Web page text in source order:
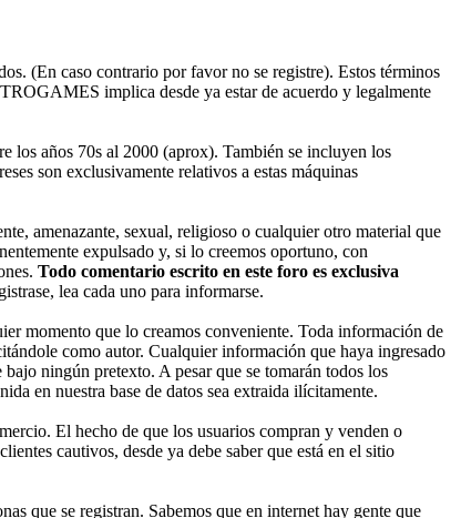
(En caso contrario por favor no se registre). Estos términos
implica desde ya estar de acuerdo y legalmente
los años 70s al 2000 (aprox). También se incluyen los
son exclusivamente relativos a estas máquinas
amenazante, sexual, religioso o cualquier otro material que
expulsado y, si lo creemos oportuno, con
Todo comentario escrito en este foro es exclusiva
lea cada uno para informarse.
momento que lo creamos conveniente. Toda información de
como autor. Cualquier información que haya ingresado
ningún pretexto. A pesar que se tomarán todos los
en nuestra base de datos sea extraida ilícitamente.
El hecho de que los usuarios compran y venden o
cautivos, desde ya debe saber que está en el sitio
que se registran. Sabemos que en internet hay gente que